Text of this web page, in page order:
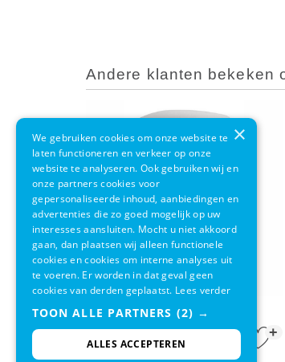
Andere klanten bekeken
+
×
We gebruiken cookies om onze website te
laten functioneren en verkeer op onze
website te analyseren. Ook gebruiken wij en
onze partners cookies voor
gepersonaliseerde inhoud, aanbiedingen en
advertenties die zo goed mogelijk op uw
interesses aansluiten. Mocht u niet akkoord
gaan, dan plaatsen wij alleen functionele
cookies en cookies om interne analyses uit
te voeren. Er worden in dat geval geen
cookies van derden geplaatst. Lees verder
TOON ALLE PARTNERS (2) →
ALLES ACCEPTEREN